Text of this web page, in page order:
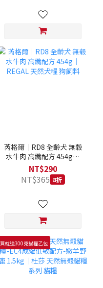
芮格爾｜RD8 全齡犬 無榖
水牛肉 高纖配方 454g｜
REGAL 天然犬糧 狗飼料
NT$290
NT$365 8折
買就送300克貓糧乙包